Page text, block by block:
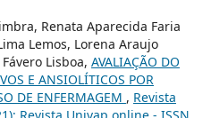
Renata Aparecida Faria
Lemos, Lorena Araujo
Lisboa, AVALIAÇÃO DO
E ANSIOLÍTICOS POR
DE ENFERMAGEM , Revista